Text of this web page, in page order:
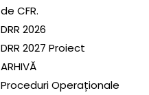
de CFR.
DRR 2026
DRR 2027 Proiect
ARHIVĂ
Proceduri Operaționale